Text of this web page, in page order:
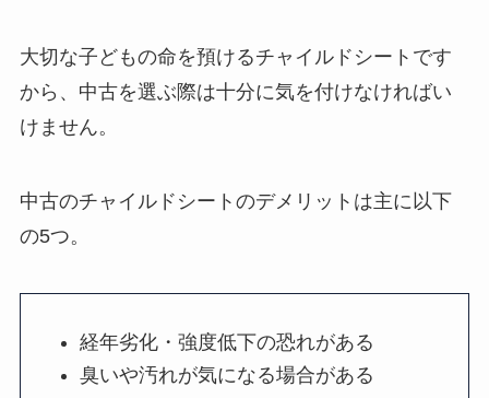
大切な子どもの命を預けるチャイルドシートです
から、中古を選ぶ際は十分に気を付けなければい
けません。
中古のチャイルドシートのデメリットは主に以下
の5つ。
経年劣化・強度低下の恐れがある
臭いや汚れが気になる場合がある